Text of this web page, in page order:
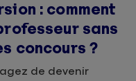
: comment
sans
concours ?
de devenir